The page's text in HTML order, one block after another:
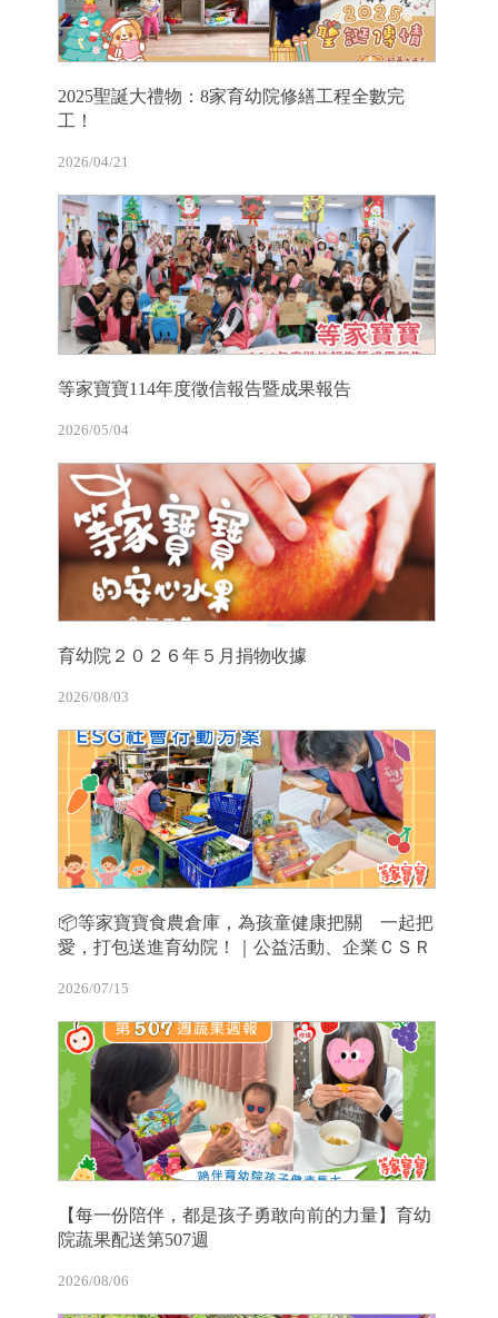
2025聖誕大禮物：8家育幼院修繕工程全數完
工！
2026/04/21
等家寶寶114年度徵信報告暨成果報告
2026/05/04
育幼院２０２６年５月捐物收據
2026/08/03
📦等家寶寶食農倉庫，為孩童健康把關 一起把
愛，打包送進育幼院！｜公益活動、企業ＣＳＲ
2026/07/15
【每一份陪伴，都是孩子勇敢向前的力量】育幼
院蔬果配送第507週
2026/08/06